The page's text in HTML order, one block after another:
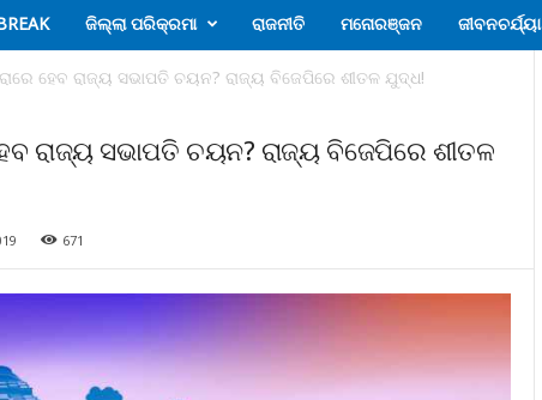
ଜିଲ୍ଲା ପରିକ୍ରମା ରାଜନୀତି ମନୋରଞ୍ଜନ ଜୀବନଚର୍ଯ୍ୟା
ହେବ ରାଜ୍ୟ ସଭାପତି ଚୟନ? ରାଜ୍ୟ ବିଜେପିରେ ଶୀତଳ ଯୁଦ୍ଧ!
ରାଜ୍ୟ ସଭାପତି ଚୟନ? ରାଜ୍ୟ ବିଜେପିରେ ଶୀତଳ
671